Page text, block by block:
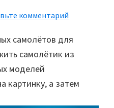
комментарий
самолётов для
самолётик из
моделей
картинку, а затем